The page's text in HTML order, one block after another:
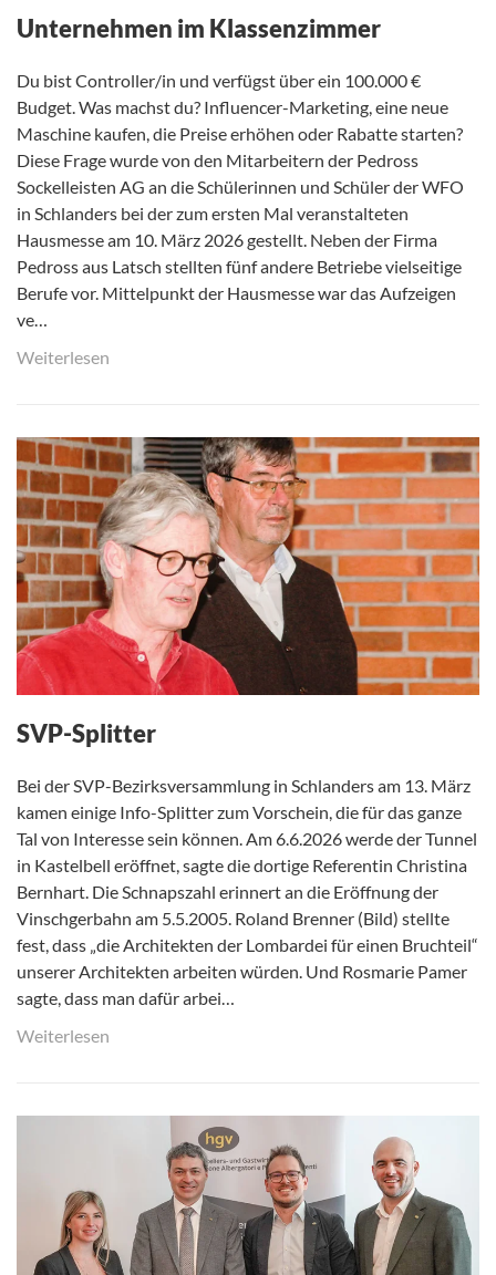
Unternehmen im Klassenzimmer
Du bist Controller/in und verfügst über ein 100.000 €
Budget. Was machst du? Influencer-Marketing, eine neue
Maschine kaufen, die Preise erhöhen oder Rabatte starten?
Diese Frage wurde von den Mitarbeitern der Pedross
Sockelleisten AG an die Schülerinnen und Schüler der WFO
in Schlanders bei der zum ersten Mal veranstalteten
Hausmesse am 10. März 2026 gestellt. Neben der Firma
Pedross aus Latsch stellten fünf andere Betriebe vielseitige
Berufe vor. Mittelpunkt der Hausmesse war das Aufzeigen
ve…
Weiterlesen
SVP-Splitter
Bei der SVP-Bezirksversammlung in Schlanders am 13. März
kamen einige Info-Splitter zum Vorschein, die für das ganze
Tal von Interesse sein können. Am 6.6.2026 werde der Tunnel
in Kastelbell eröffnet, sagte die dortige Referentin Christina
Bernhart. Die Schnapszahl erinnert an die Eröffnung der
Vinschgerbahn am 5.5.2005. Roland Brenner (Bild) stellte
fest, dass „die Architekten der Lombardei für einen Bruchteil“
unserer Architekten arbeiten würden. Und Rosmarie Pamer
sagte, dass man dafür arbei…
Weiterlesen